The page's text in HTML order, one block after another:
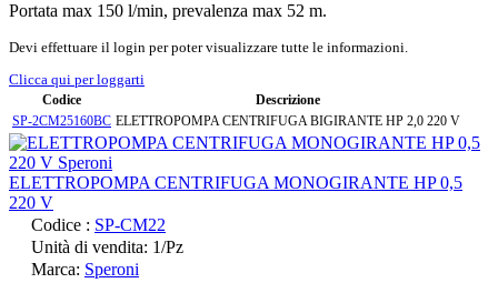
Portata max 150 l/min, prevalenza max 52 m.
Devi effettuare il login per poter visualizzare tutte le informazioni.
Clicca qui per loggarti
Codice
Descrizione
SP-2CM25160BC ELETTROPOMPA CENTRIFUGA BIGIRANTE HP 2,0 220 V
ELETTROPOMPA CENTRIFUGA MONOGIRANTE HP 0,5
220 V
Codice : SP-CM22
Unità di vendita: 1/Pz
Marca: Speroni